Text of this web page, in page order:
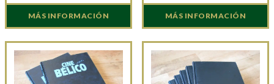
MÁS INFORMACIÓN MÁS INFORMACIÓN